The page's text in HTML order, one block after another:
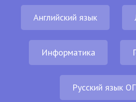
Английский язык
Информатика
Русский язык